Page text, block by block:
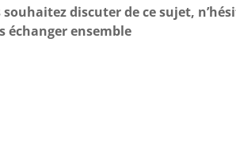
discuter de ce sujet,
échanger ensemble